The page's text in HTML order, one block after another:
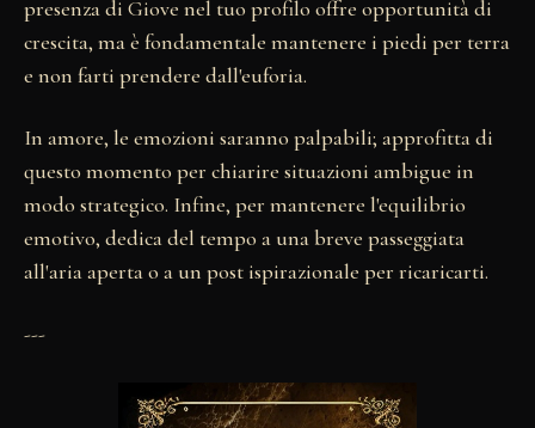
presenza di Giove nel tuo profilo offre opportunità di
crescita, ma è fondamentale mantenere i piedi per terra
e non farti prendere dall'euforia.
In amore, le emozioni saranno palpabili; approfitta di
questo momento per chiarire situazioni ambigue in
modo strategico. Infine, per mantenere l'equilibrio
emotivo, dedica del tempo a una breve passeggiata
all'aria aperta o a un post ispirazionale per ricaricarti.
---